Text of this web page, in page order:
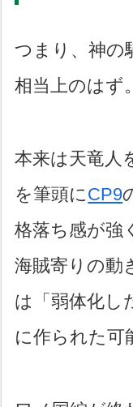
つまり、神の
相当上のはず。
本来は天竜人
を筆頭にCP9
格落ち感が強
海賊寄りの動
は「弱体化し
に作られた可